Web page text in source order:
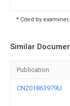
* Cited by
Similar
Publication
CN201863979U